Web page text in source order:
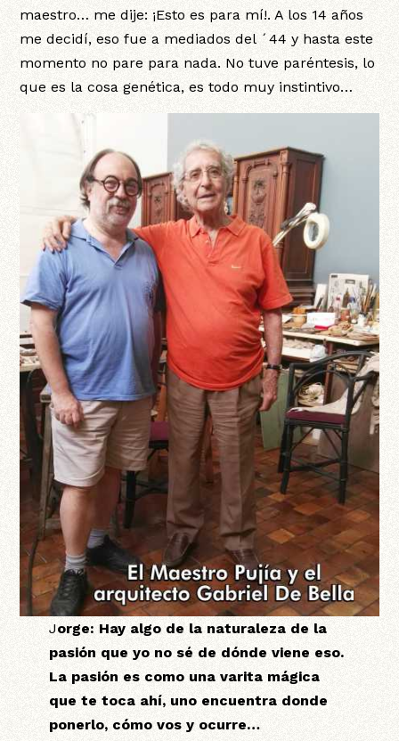
maestro… me dije: ¡Esto es para mí!. A los 14 años
me decidí, eso fue a mediados del ´44 y hasta este
momento no pare para nada. No tuve paréntesis, lo
que es la cosa genética, es todo muy instintivo…
Jorge: Hay algo de la naturaleza de la
pasión que yo no sé de dónde viene eso.
La pasión es como una varita mágica
que te toca ahí, uno encuentra donde
ponerlo, cómo vos y ocurre…